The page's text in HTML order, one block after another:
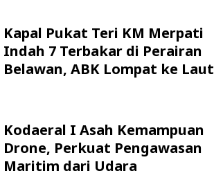
Kapal Pukat Teri KM Merpati
Indah 7 Terbakar di Perairan
Belawan, ABK Lompat ke Laut
Kodaeral I Asah Kemampuan
Drone, Perkuat Pengawasan
Maritim dari Udara